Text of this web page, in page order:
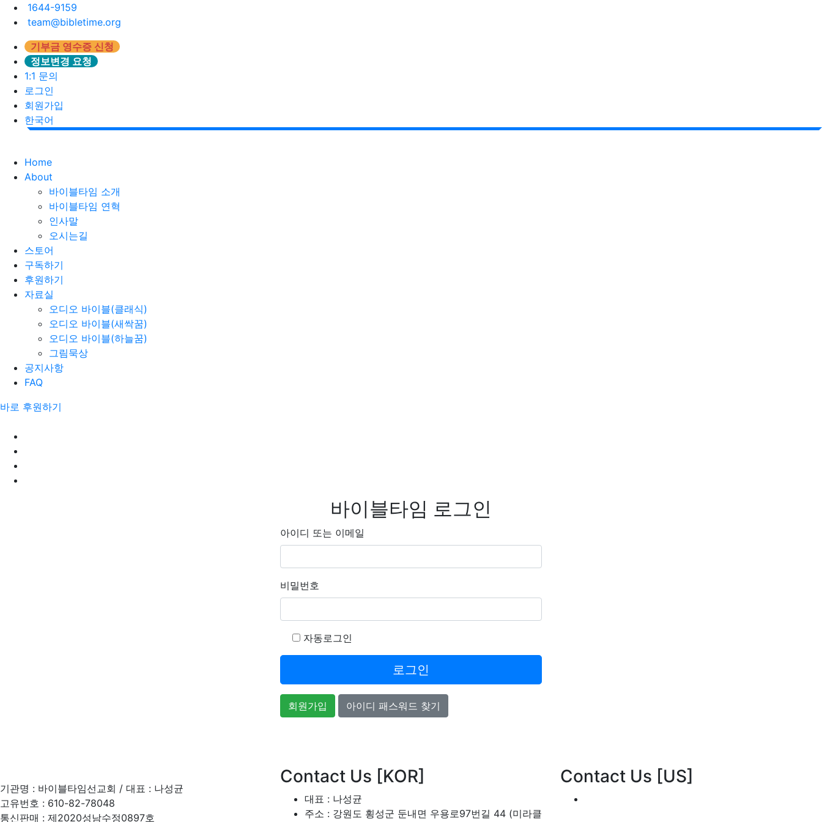
1644-9159
team@bibletime.org
기부금 영수증 신청
정보변경 요청
1:1 문의
로그인
회원가입
한국어
Home
About
바이블타임 소개
바이블타임 연혁
인사말
오시는길
스토어
구독하기
후원하기
자료실
오디오 바이블(클래식)
오디오 바이블(새싹꿈)
오디오 바이블(하늘꿈)
그림묵상
공지사항
FAQ
바로 후원하기
바이블타임 로그인
아이디 또는 이메일
비밀번호
자동로그인
로그인
회원가입 아이디 패스워드 찾기
기관명 : 바이블타임선교회 / 대표 : 나성균
고유번호 : 610-82-78048
통신판매 : 제2020성남수정0897호
Contact Us [KOR]
대표 : 나성균
주소 : 강원도 횡성군 둔내면 우용로97번길 44 (미라클
Contact Us [US]